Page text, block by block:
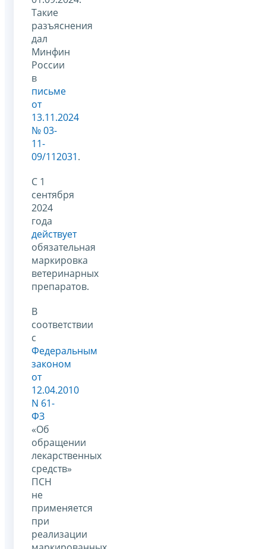
Такие
разъяснения
дал
Минфин
России
в
письме
от
13.11.2024
№ 03-
11-
09/112031.
С 1
сентября
2024
года
действует
обязательная
маркировка
ветеринарных
препаратов.
В
соответствии
с
Федеральным
законом
от
12.04.2010
N 61-
ФЗ
«Об
обращении
лекарственных
средств»
ПСН
не
применяется
при
реализации